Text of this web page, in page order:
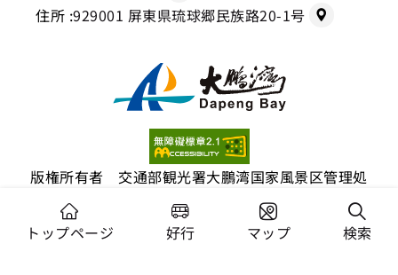
トップページ 好行 マップ 検索
住所 :929001 屏東県琉球郷民族路20-1号
版権所有者 交通部観光署大鵬湾国家風景区管理処
推奨ブラウザ：Chrome 44+、Firefox 39+、Safari、
Microsoft Edge